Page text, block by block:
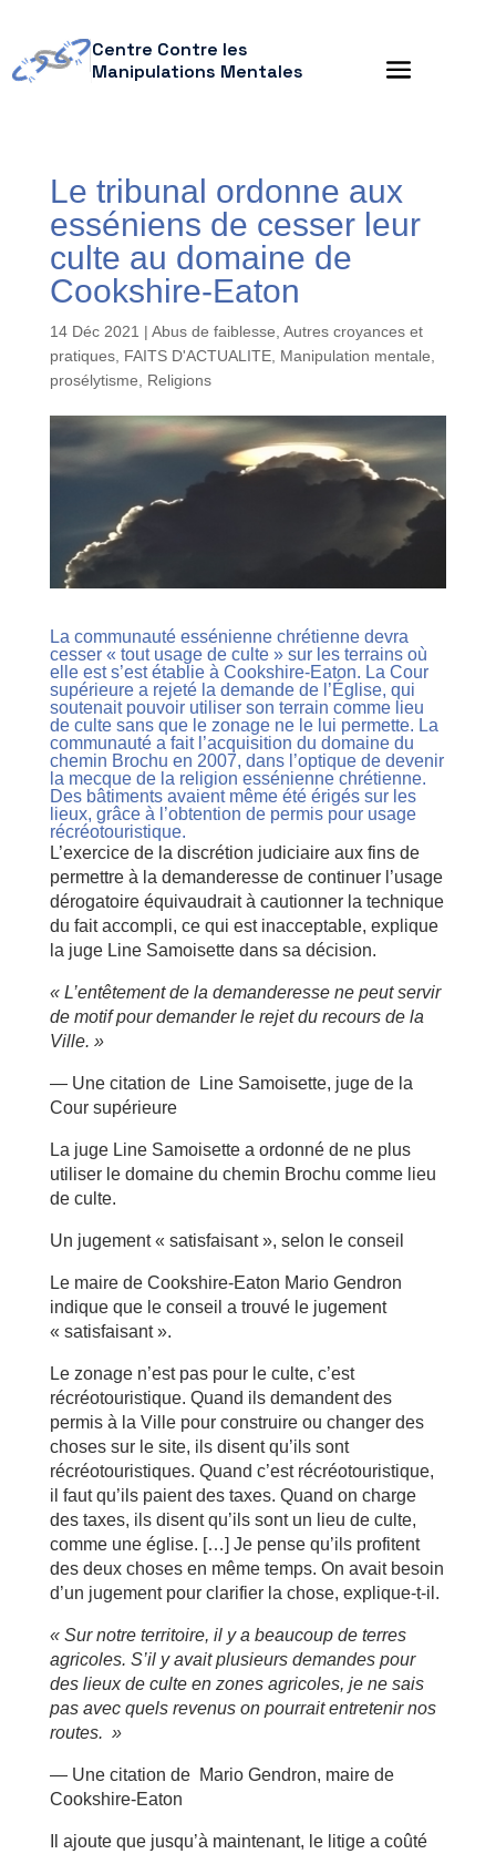
Centre Contre les
Manipulations Mentales
Le tribunal ordonne aux
esséniens de cesser leur
culte au domaine de
Cookshire-Eaton
14 Déc 2021 | Abus de faiblesse Autres croyances et
pratiques, FAITS D'ACTUALITE, Manipulation mentale
prosélytisme
Religions
La communauté essénienne chrétienne devra
cesser « tout usage de culte » sur les terrains où
elle est s’est établie à Cookshire-Eaton. La Cour
supérieure a rejeté la demande de l’Église, qui
soutenait pouvoir utiliser son terrain comme lieu
de culte sans que le zonage ne le lui permette. La
communauté a fait l’acquisition du domaine du
chemin Brochu en 2007, dans l’optique de devenir
la mecque de la religion essénienne chrétienne.
Des bâtiments avaient même été érigés sur les
lieux, grâce à l’obtention de permis pour usage
récréotouristique.
L’exercice de la discrétion judiciaire aux fins de
permettre à la demanderesse de continuer l’usage
dérogatoire équivaudrait à cautionner la technique
du fait accompli, ce qui est inacceptable, explique
la juge Line Samoisette dans sa décision.
« L’entêtement de la demanderesse ne peut servir
de motif pour demander le rejet du recours de la
Ville. »
— Une citation de Line Samoisette, juge de la
Cour supérieure
La juge Line Samoisette a ordonné de ne plus
utiliser le domaine du chemin Brochu comme lieu
de culte.
Un jugement « satisfaisant », selon le conseil
Le maire de Cookshire-Eaton Mario Gendron
indique que le conseil a trouvé le jugement
« satisfaisant ».
Le zonage n’est pas pour le culte, c’est
récréotouristique. Quand ils demandent des
permis à la Ville pour construire ou changer des
choses sur le site, ils disent qu’ils sont
récréotouristiques. Quand c’est récréotouristique,
il faut qu’ils paient des taxes. Quand on charge
des taxes, ils disent qu’ils sont un lieu de culte,
comme une église. […] Je pense qu’ils profitent
des deux choses en même temps. On avait besoin
d’un jugement pour clarifier la chose, explique-t-il.
« Sur notre territoire, il y a beaucoup de terres
agricoles. S’il y avait plusieurs demandes pour
des lieux de culte en zones agricoles, je ne sais
pas avec quels revenus on pourrait entretenir nos
routes. »
— Une citation de Mario Gendron, maire de
Cookshire-Eaton
Il ajoute que jusqu’à maintenant, le litige a coûté